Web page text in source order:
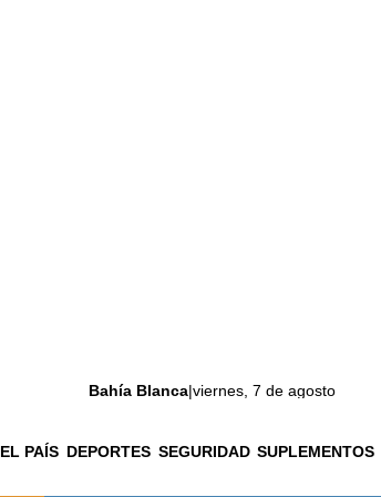
Bahía Blanca|viernes, 7 de agosto
EL PAÍS DEPORTES SEGURIDAD SUPLEMENTOS